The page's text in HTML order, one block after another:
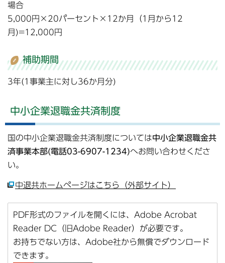
場合
5,000円×20パーセント×12か月（1月から12
月)=12,000円
補助期間
3年(1事業主に対し36か月分)
中小企業退職金共済制度
国の中小企業退職金共済制度については中小企業退職金共
済事業本部(電話03-6907-1234)へお問い合わせくださ
い。
中退共ホームページはこちら（外部サイト）
PDF形式のファイルを開くには、Adobe Acrobat
Reader DC（旧Adobe Reader）が必要です。
お持ちでない方は、Adobe社から無償でダウンロード
できます。